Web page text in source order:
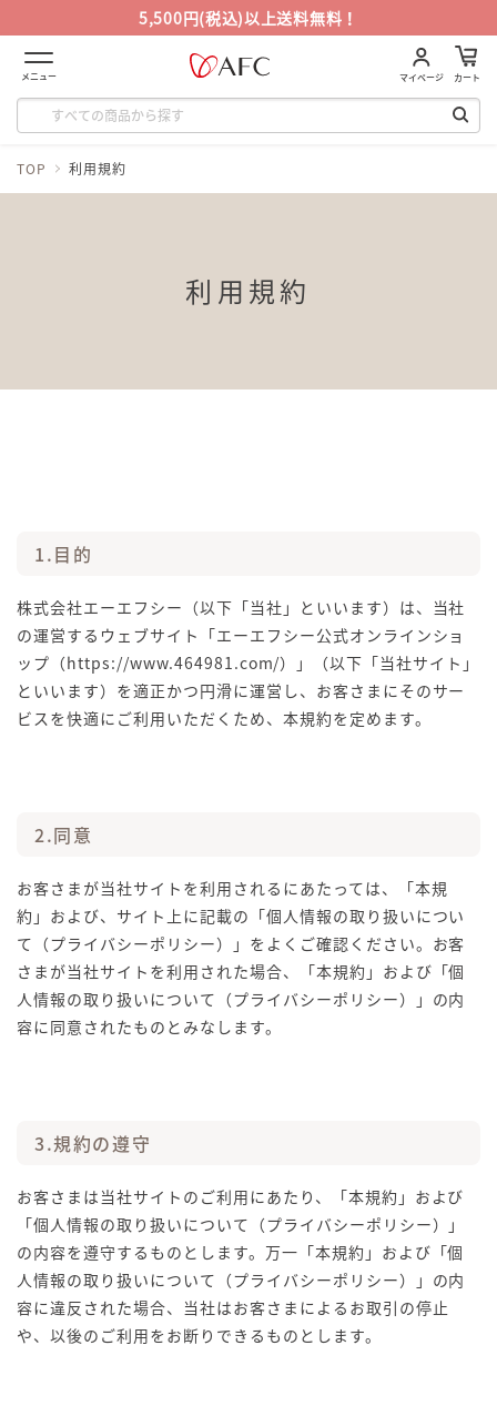
5,500円(税込)以上送料無料！
メニュー マイページ カート
TOP 利用規約
利用規約
1.目的
株式会社エーエフシー（以下「当社」といいます）は、当社
の運営するウェブサイト「エーエフシー公式オンラインショ
ップ（https://www.464981.com/）」（以下「当社サイト」
といいます）を適正かつ円滑に運営し、お客さまにそのサー
ビスを快適にご利用いただくため、本規約を定めます。
2.同意
お客さまが当社サイトを利用されるにあたっては、「本規
約」および、サイト上に記載の「個人情報の取り扱いについ
て（プライバシーポリシー）」をよくご確認ください。お客
さまが当社サイトを利用された場合、「本規約」および「個
人情報の取り扱いについて（プライバシーポリシー）」の内
容に同意されたものとみなします。
3.規約の遵守
お客さまは当社サイトのご利用にあたり、「本規約」および
「個人情報の取り扱いについて（プライバシーポリシー）」
の内容を遵守するものとします。万一「本規約」および「個
人情報の取り扱いについて（プライバシーポリシー）」の内
容に違反された場合、当社はお客さまによるお取引の停止
や、以後のご利用をお断りできるものとします。